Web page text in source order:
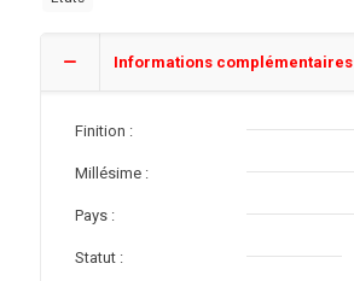
Informations complémentaires
Finition :
Millésime :
Pays :
Statut :